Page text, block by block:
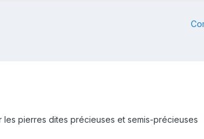
pierres dites précieuses et semis-précieuses